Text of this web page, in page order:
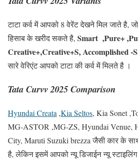
टाटा कर्व में आपको 8 वेरेंट देखने मिल जाते है,
हिसाब के खरीद सकते है, Smart ,Pure+
Creative+,Creative+S, Accomplished -
सारे वेरिएंट आपको टाटा की कर्व में मिलते है ।
Tata Curvv 2025 Comparison
Hyundai Creata ,Kia Seltos, Kia Sonet
MG-ASTOR ,MG-ZS, Hyundai Venue,
City, Maruti Suzuki brezza जैसी कार के
है, लेकिन इसमें आपको न्यू डिजाईन न्यू